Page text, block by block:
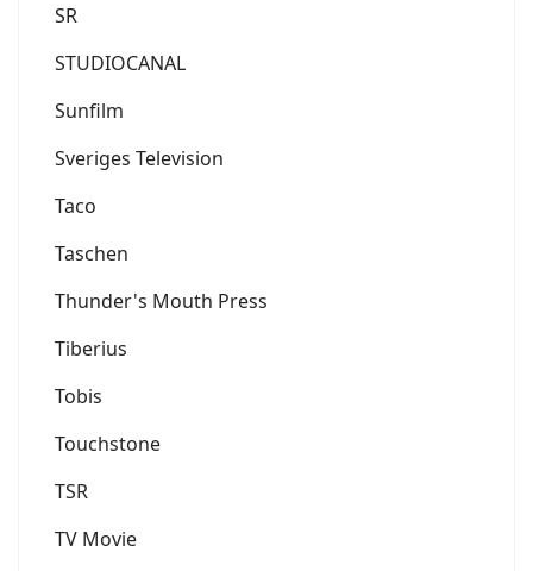
SR
STUDIOCANAL
Sunfilm
Sveriges Television
Taco
Taschen
Thunder's Mouth Press
Tiberius
Tobis
Touchstone
TSR
TV Movie